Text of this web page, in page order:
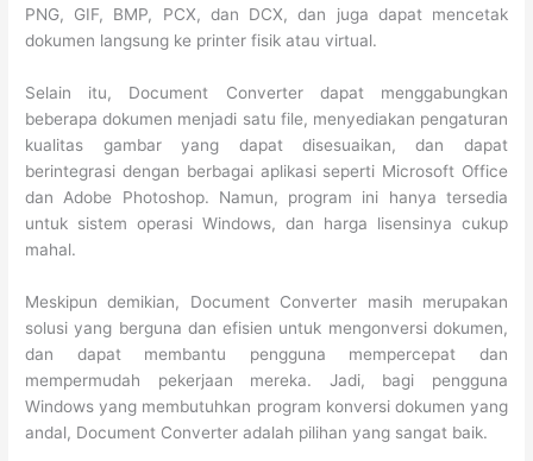
PNG, GIF, BMP, PCX, dan DCX, dan juga dapat mencetak
dokumen langsung ke printer fisik atau virtual.
Selain itu, Document Converter dapat menggabungkan
beberapa dokumen menjadi satu file, menyediakan pengaturan
kualitas gambar yang dapat disesuaikan, dan dapat
berintegrasi dengan berbagai aplikasi seperti Microsoft Office
dan Adobe Photoshop. Namun, program ini hanya tersedia
untuk sistem operasi Windows, dan harga lisensinya cukup
mahal.
Meskipun demikian, Document Converter masih merupakan
solusi yang berguna dan efisien untuk mengonversi dokumen,
dan dapat membantu pengguna mempercepat dan
mempermudah pekerjaan mereka. Jadi, bagi pengguna
Windows yang membutuhkan program konversi dokumen yang
andal, Document Converter adalah pilihan yang sangat baik.